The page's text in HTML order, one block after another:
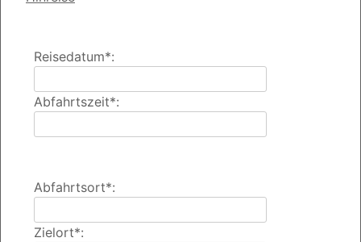
Reisedatum*:
Abfahrtszeit*:
Abfahrtsort*:
Zielort*: